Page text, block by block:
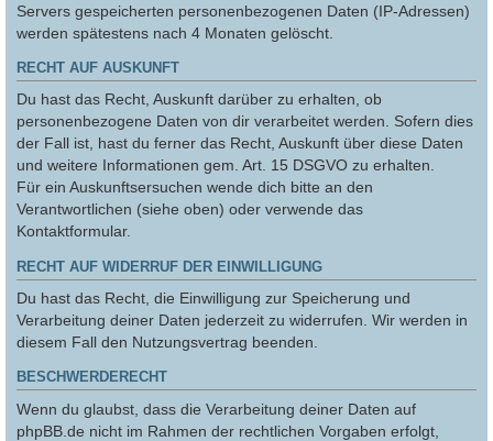
Servers gespeicherten personenbezogenen Daten (IP-Adressen)
werden spätestens nach 4 Monaten gelöscht.
RECHT AUF AUSKUNFT
Du hast das Recht, Auskunft darüber zu erhalten, ob
personenbezogene Daten von dir verarbeitet werden. Sofern dies
der Fall ist, hast du ferner das Recht, Auskunft über diese Daten
und weitere Informationen gem. Art. 15 DSGVO zu erhalten.
Für ein Auskunftsersuchen wende dich bitte an den
Verantwortlichen (siehe oben) oder verwende das
Kontaktformular.
RECHT AUF WIDERRUF DER EINWILLIGUNG
Du hast das Recht, die Einwilligung zur Speicherung und
Verarbeitung deiner Daten jederzeit zu widerrufen. Wir werden in
diesem Fall den Nutzungsvertrag beenden.
BESCHWERDERECHT
Wenn du glaubst, dass die Verarbeitung deiner Daten auf
phpBB.de nicht im Rahmen der rechtlichen Vorgaben erfolgt,